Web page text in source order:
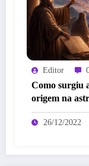
Editor
Como surgiu
origem na
26/12/2022